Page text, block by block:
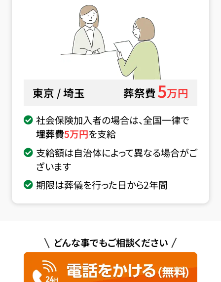
東京 / 埼玉 葬祭費5万円
社会保険加入者の場合は、全国一律で
埋葬費5万円を支給
支給額は自治体によって異なる場合がご
ざいます
期限は葬儀を行った日から2年間
どんな事でもご相談ください